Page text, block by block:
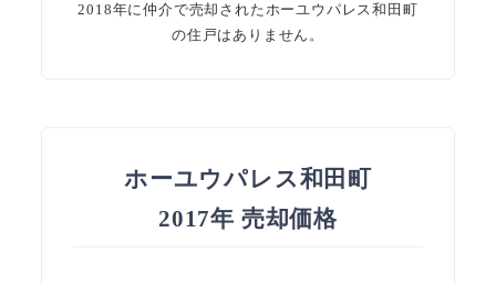
2018年に仲介で売却されたホーユウパレス和田町
の住戸はありません。
ホーユウパレス和田町
2017年 売却価格